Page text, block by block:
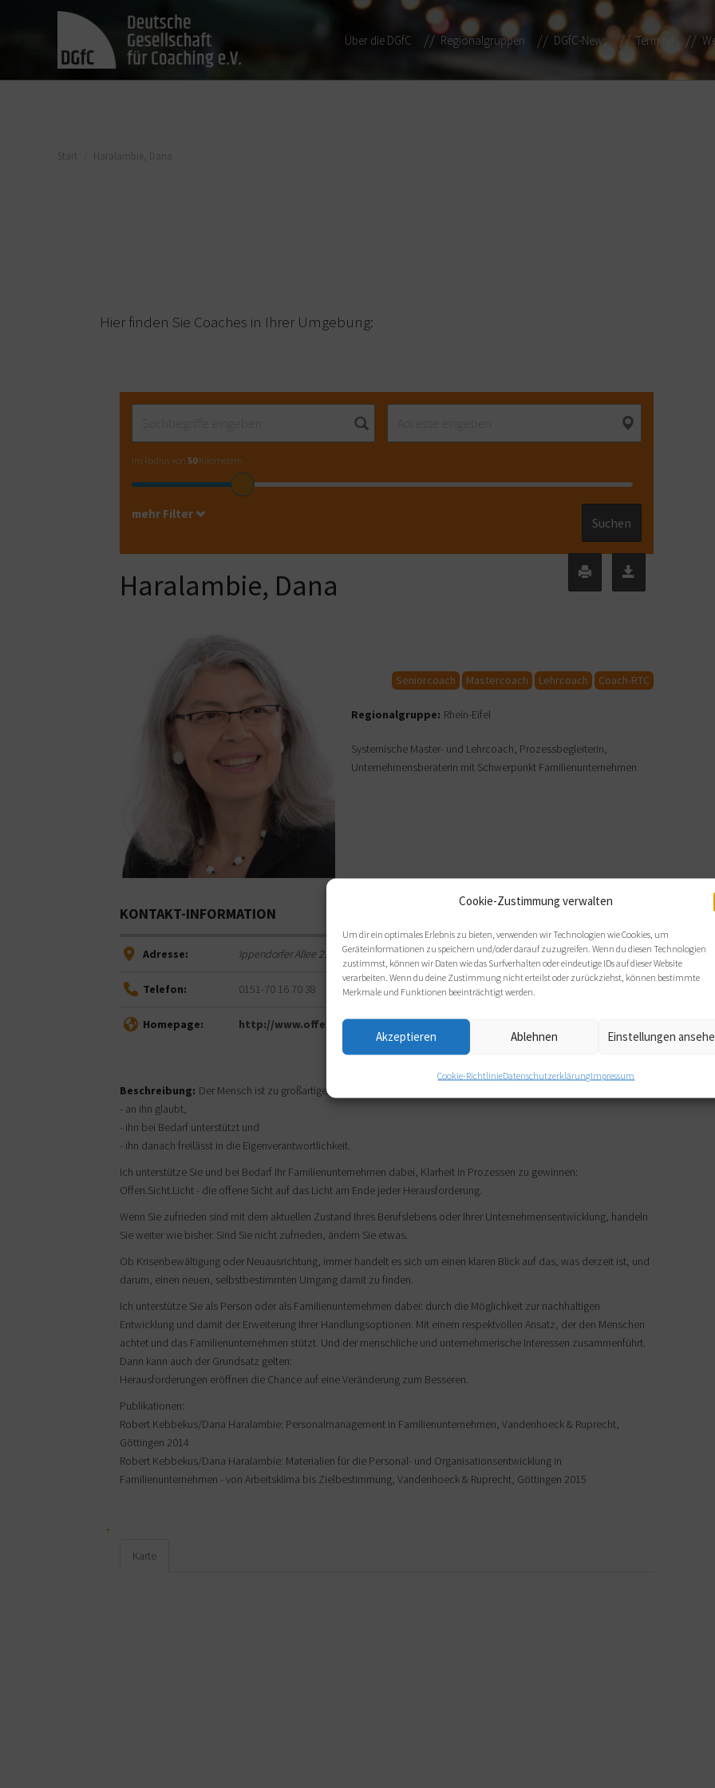
Cookie-Zustimmung verwalten
Um dir ein optimales Erlebnis zu bieten, verwenden wir Technologien wie Cookies, um
Geräteinformationen zu speichern und/oder darauf zuzugreifen. Wenn du diesen Technologien
zustimmst, können wir Daten wie das Surfverhalten oder eindeutige IDs auf dieser Website
verarbeiten. Wenn du deine Zustimmung nicht erteilst oder zurückziehst, können bestimmte
Merkmale und Funktionen beeinträchtigt werden.
Akzeptieren Ablehnen Einstellungen
Cookie-RichtlinieDatenschutzerklärungImpressum
Über die DGfC Regionalgruppen DGfC-News Termine
Hier finden Sie Coaches in Ihrer Umgebung:
im Radius von 50Kilometern
Suchen
mehr Filter
Haralambie, Dana
Seniorcoach Mastercoach Lehrcoach Coach-RTC
Regionalgruppe: Rhein-Eifel
Systemische Master- und Lehrcoach, Prozessbegleiterin,
Unternehmensberaterin mit Schwerpunkt Familienunternehmen
KONTAKT-INFORMATION
Adresse: Ippendorfer Allee 21 53127Bonn
Telefon: 0151-70 16 70 38
Homepage: http://www.offen-sicht-licht.de
Beschreibung: Der Mensch ist zu großartigen Dingen fähig, wenn man
- an ihn glaubt,
- ihn bei Bedarf unterstützt und
- ihn danach freilässt in die Eigenverantwortlichkeit.
Ich unterstütze Sie und bei Bedarf Ihr Familienunternehmen dabei, Klarheit in Prozessen zu gewinnen:
Offen.Sicht.Licht - die offene Sicht auf das Licht am Ende jeder Herausforderung.
Wenn Sie zufrieden sind mit dem aktuellen Zustand Ihres Berufslebens oder Ihrer Unternehmensentwicklung, handeln
Sie weiter wie bisher. Sind Sie nicht zufrieden, ändern Sie etwas.
Ob Krisenbewältigung oder Neuausrichtung, immer handelt es sich um einen klaren Blick auf das, was derzeit ist, und
darum, einen neuen, selbstbestimmten Umgang damit zu finden.
Ich unterstütze Sie als Person oder als Familienunternehmen dabei: durch die Möglichkeit zur nachhaltigen
Entwicklung und damit der Erweiterung Ihrer Handlungsoptionen. Mit einem respektvollen Ansatz, der den Menschen
achtet und das Familienunternehmen stützt. Und der menschliche und unternehmerische Interessen zusammenführt.
Dann kann auch der Grundsatz gelten:
Herausforderungen eröffnen die Chance auf eine Veränderung zum Besseren.
Publikationen:
Robert Kebbekus/Dana Haralambie: Personalmanagement in Familienunternehmen, Vandenhoeck & Ruprecht,
Göttingen 2014
Robert Kebbekus/Dana Haralambie: Materialien für die Personal- und Organisationsentwicklung in
Familienunternehmen - von Arbeitsklima bis Zielbestimmung, Vandenhoeck & Ruprecht, Göttingen 2015
Karte